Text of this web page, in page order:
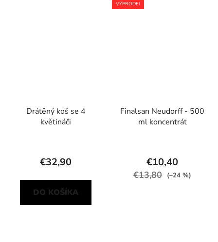
Drátěný koš se 4
květináči
€32,90
DO KOŠÍKA
VÝPRODEJ
Finalsan Neudorff - 500
ml koncentrát
€10,40
€13,80 (–24 %)